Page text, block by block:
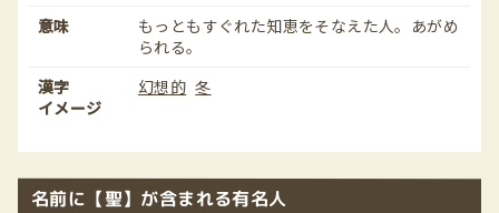
意味
もっともすぐれた知恵をそなえた人。あがめ
られる。
漢字
イメージ
幻想的 冬
名前に【聖】が含まれる有名人